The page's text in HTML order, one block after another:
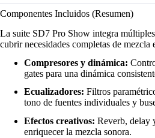
Componentes Incluidos (Resumen)
La suite SD7 Pro Show integra
cubrir necesidades completas de mezcla
Compresores y dinámica:
gates para una dinámica
Ecualizadores: Filtros
tono de fuentes individuales y
Efectos creativos: Reverb, delay
enriquecer la mezcla sonora.